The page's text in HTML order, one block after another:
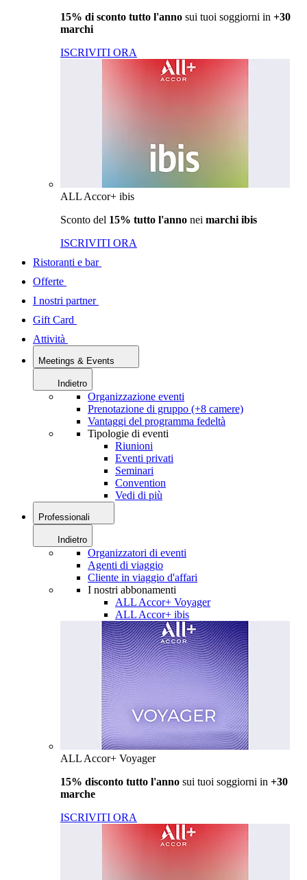
15% di sconto tutto l'anno sui tuoi soggiorni in +30
marchi
ISCRIVITI ORA
ALL Accor+ ibis
Sconto del 15% tutto l'anno nei marchi ibis
ISCRIVITI ORA
Ristoranti e bar
Offerte
I nostri partner
Gift Card
Attività
Meetings & Events
Indietro
Organizzazione eventi
Prenotazione di gruppo (+8 camere)
Vantaggi del programma fedeltà
Tipologie di eventi
Riunioni
Eventi privati
Seminari
Convention
Vedi di più
Professionali
Indietro
Organizzatori di eventi
Agenti di viaggio
Cliente in viaggio d'affari
I nostri abbonamenti
ALL Accor+ Voyager
ALL Accor+ ibis
ALL Accor+ Voyager
15% disconto tutto l'anno sui tuoi soggiorni in +30
marche
ISCRIVITI ORA